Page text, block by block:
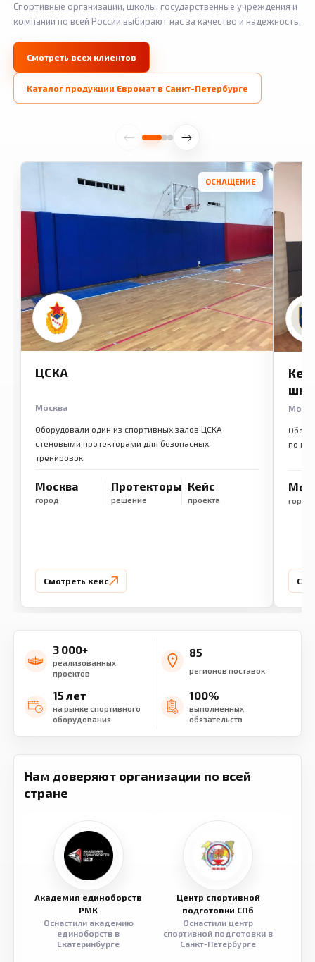
Спортивные организации, школы, государственные учреждения и
компании по всей России выбирают нас за качество и надежность.
Смотреть всех клиентов
Каталог продукции Евромат в Санкт-Петербурге
ОСНАЩЕНИЕ
ЦСКА
Москва
Оборудовали один из спортивных залов ЦСКА
стеновыми протекторами для безопасных
тренировок.
Москва
город
Протекторы
решение
Кейс
проекта
Смотреть кейс
по
город
3 000+
реализованных
проектов
85
регионов поставок
15 лет
на рынке спортивного
оборудования
100%
выполненных
обязательств
Нам доверяют организации по всей
стране
Академия единоборств
РМК
Оснастили академию
единоборств в
Екатеринбурге
Центр спортивной
подготовки СПб
Оснастили центр
спортивной подготовки в
Санкт-Петербурге